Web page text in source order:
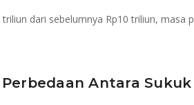
Antara